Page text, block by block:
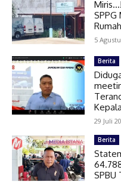
SPPG
5
Berita
29 Juli
Berita
SPBU